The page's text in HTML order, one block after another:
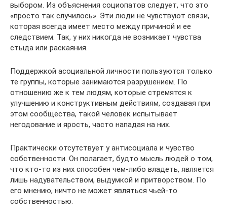
выбором. Из объяснения социопатов следует, что это
«просто так случилось». Эти люди не чувствуют связи,
которая всегда имеет место между причиной и ее
следствием. Так, у них никогда не возникает чувства
стыда или раскаяния.
Поддержкой асоциальной личности пользуются только
те группы, которые занимаются разрушением. По
отношению же к тем людям, которые стремятся к
улучшению и конструктивным действиям, создавая при
этом сообщества, такой человек испытывает
негодование и ярость, часто нападая на них.
Практически отсутствует у антисоциала и чувство
собственности. Он полагает, будто мысль людей о том,
что кто-то из них способен чем-либо владеть, является
лишь надувательством, выдумкой и притворством. По
его мнению, ничто не может являться чьей-то
собственностью.